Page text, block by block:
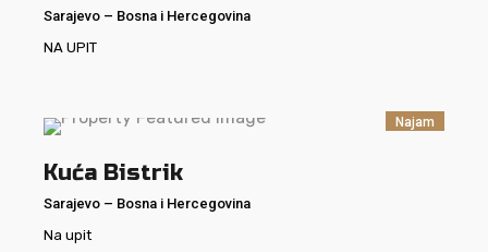
Sarajevo – Bosna i Hercegovina
NA UPIT
Najam
Kuća Bistrik
Sarajevo – Bosna i Hercegovina
Na upit